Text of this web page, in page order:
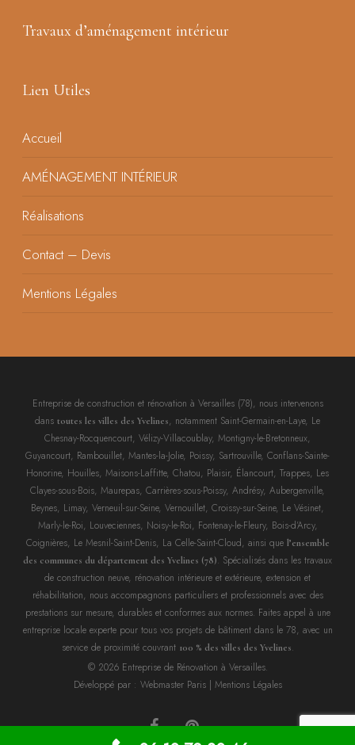
Travaux d’aménagement intérieur
Lien Utiles
Accueil
AMÉNAGEMENT INTÉRIEUR
Réalisations
Contact – Devis
Mentions Légales
Entreprise de construction et rénovation à Versailles (78), nous intervenons
dans toutes les villes des Yvelines, notamment Saint-Germain-en-Laye, Le
Chesnay-Rocquencourt, Vélizy-Villacoublay, Montigny-le-Bretonneux,
Guyancourt, Rambouillet, Mantes-la-Jolie, Poissy, Sartrouville, Conflans-Sainte-
Honorine, Houilles, Maisons-Laffitte, Chatou, Plaisir, Élancourt, Trappes, Les
Clayes-sous-Bois, Maurepas, Carrières-sous-Poissy, Andrésy, Aubergenville,
Beynes, Limay, Verneuil-sur-Seine, Vernouillet, Croissy-sur-Seine, Le Vésinet,
Marly-le-Roi, Louveciennes, Noisy-le-Roi, Fontenay-le-Fleury, Bois-d’Arcy,
Coignières, Le Mesnil-Saint-Denis, La Celle-Saint-Cloud, ainsi que l’ensemble
des communes du département des Yvelines (78). Spécialisés dans les travaux
de construction neuve, rénovation intérieure et extérieure, extension et
réhabilitation, nous accompagnons particuliers et professionnels avec des
prestations sur mesure, durables et conformes aux normes. Faites appel à une
entreprise locale experte pour tous vos projets de bâtiment dans le 78, avec un
service de proximité couvrant 100 % des villes des Yvelines.
© 2026 Entreprise de Rénovation à Versailles.
Développé par : Webmaster Paris| Mentions Légales
facebookpinterest